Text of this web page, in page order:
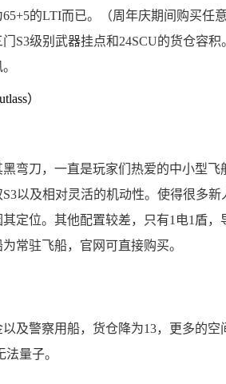
的LTI而已。（周年庆期间购买任
门S3级别武器挂点和24SCU的货仓容
）
弯刀，一直是玩家们热爱的中小型
以及相对灵活的机动性。使得很多
定位。其他配置较差，只有1电1盾
常驻飞船，官网可直接购买。
以及警察用船，货仓降为13，更多的
法量子。